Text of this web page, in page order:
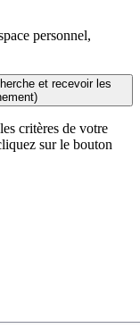
personnel,
et recevoir les
critères de votre
sur le bouton